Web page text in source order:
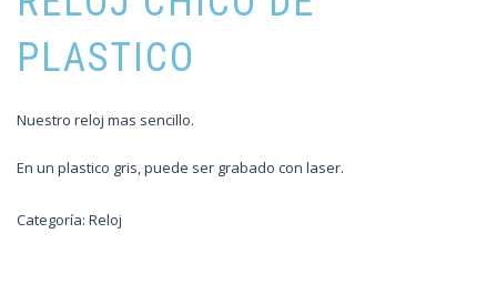
PLASTICO
Nuestro reloj mas sencillo.
En un plastico gris, puede ser grabado con laser.
Categoría: Reloj